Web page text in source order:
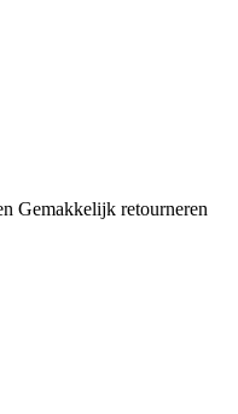
Gemakkelijk retourneren